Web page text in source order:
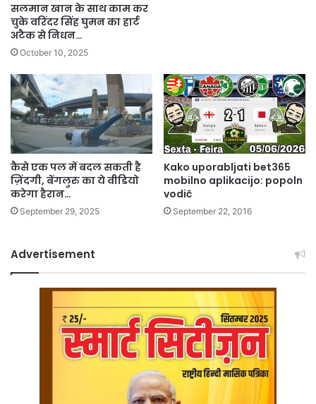
सलमान खान के साथ काम कर
चुके वरिंदर सिंह घुमन का हार्ट
अटैक से निधन…
October 10, 2025
कैसे एक पल में बदल सकती है
ज़िंदगी, बेंगलुरु का ये वीडियो
करेगा हैरान…
September 29, 2025
Kako uporabljati bet365
mobilno aplikacijo: popoln
vodič
September 22, 2016
Advertisement